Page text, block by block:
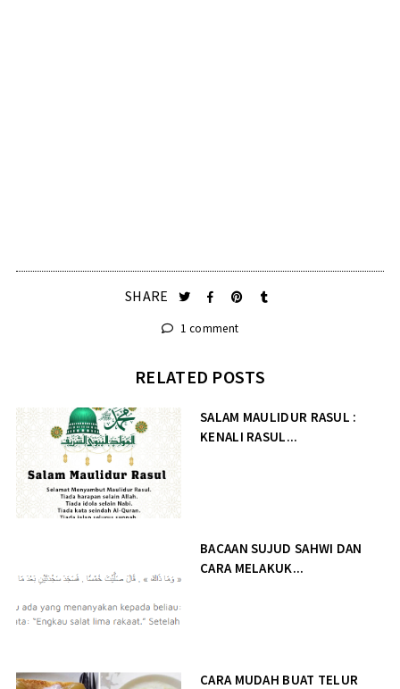
SHARE
1 comment
RELATED POSTS
SALAM MAULIDUR RASUL :
KENALI RASUL...
BACAAN SUJUD SAHWI DAN
CARA MELAKUK...
CARA MUDAH BUAT TELUR